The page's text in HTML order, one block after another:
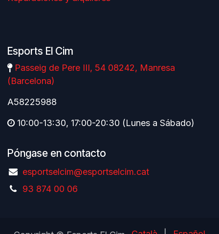
Esports El Cim
Passeig de Pere III, 54 08242, Manresa
(Barcelona)
A58225988
10:00-13:30, 17:00-20:30 (Lunes a Sábado)
Póngase en contacto
esportselcim@esportselcim.cat
93 874 00 06